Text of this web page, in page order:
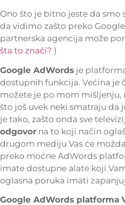
Ono što je bitno jeste da
da vidimo zašto preko
partnerska agencija može
šta to znači? )
Google AdWords je
dostupnih funkcija. Većina je
možete je po mom mišljenju,
što još uvek neki smatraju da
je tako, zašto onda sve
odgovor na to koji način
drugom mediju Vas će
preko moćne AdWords
imate dostupne alate koji
oglasna poruka imati
Google AdWords platforma